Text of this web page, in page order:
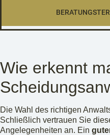
Wie erkennt
Die Wahl des richtigen
Schließlich vertrauen Sie
Angelegenheiten an. Ein